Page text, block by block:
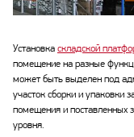
Установка складской
помещение на разные
может быть выделен под
участок сборки и упаковки
помещения и поставленных
уровня.